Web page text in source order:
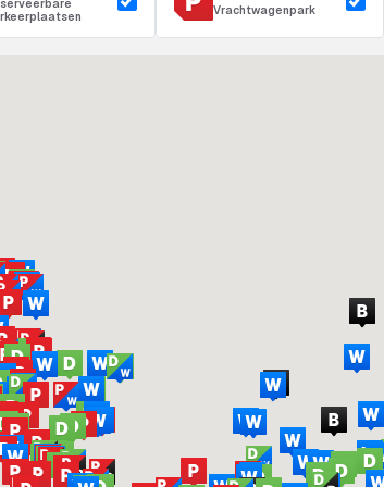
Vrachtwagenpark